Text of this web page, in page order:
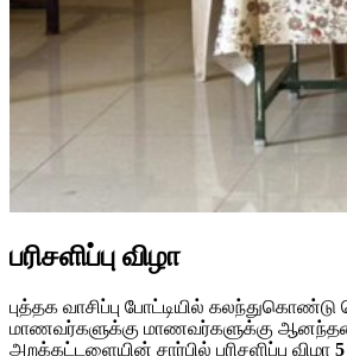
பரிசளிப்பு விழா
புத்தக வாசிப்பு போட்டியில் கலந்துகொண்டு
மாணவர்களுக்கு மாணவர்களுக்கு
அறக்கட்டளையின் சார்பில் பரிசளிப்பு விழா